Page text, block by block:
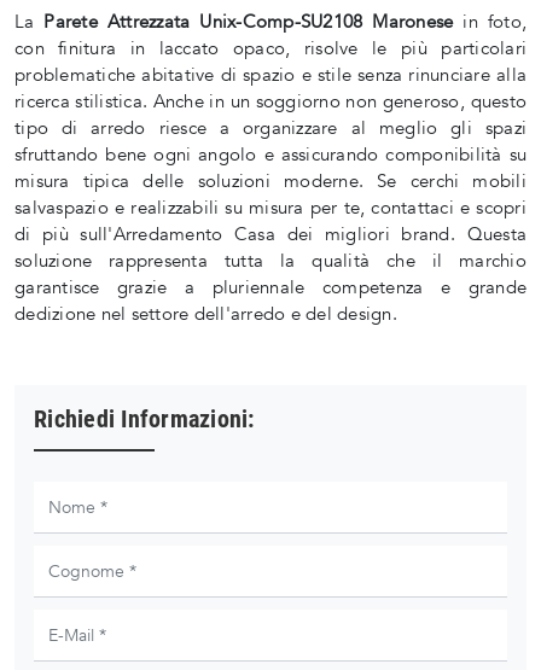
La Parete Attrezzata Unix-Comp-SU2108 Maronesein foto,
con finitura in laccato opaco, risolve le più particolari
problematiche abitative di spazio e stile senza rinunciare alla
ricerca stilistica. Anche in un soggiorno non generoso, questo
tipo di arredo riesce a organizzare al meglio gli spazi
sfruttando bene ogni angolo e assicurando componibilità su
misura tipica delle soluzioni moderne. Se cerchi mobili
salvaspazio e realizzabili su misura per te, contattaci e scopri
di più sull'Arredamento Casa dei migliori brand. Questa
soluzione rappresenta tutta la qualità che il marchio
garantisce grazie a pluriennale competenza e grande
dedizione nel settore dell'arredo e del design.
Richiedi Informazioni: